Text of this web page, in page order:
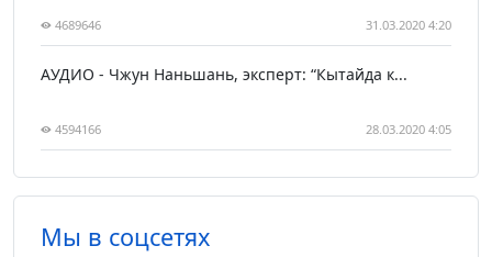
4689646 31.03.2020 4:20
АУДИО - Чжун Наньшань, эксперт: “Кытайда к...
4594166 28.03.2020 4:05
Мы в соцсетях